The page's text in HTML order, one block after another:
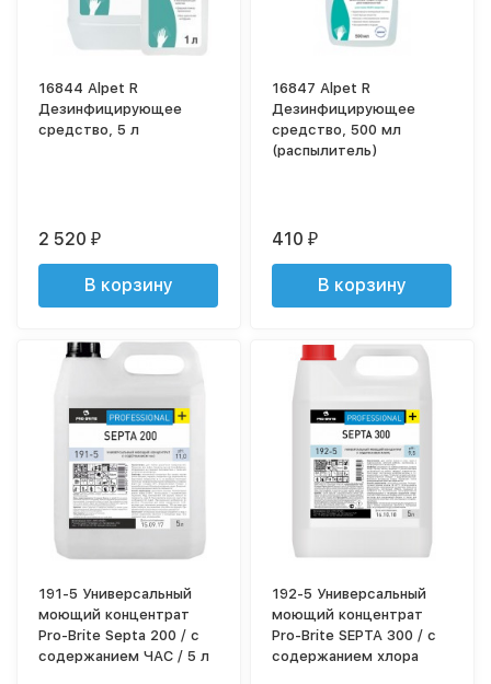
16844 Alpet R
Дезинфицирующее
средство, 5 л
2 520₽
В корзину
16847 Alpet R
Дезинфицирующее
средство, 500 мл
(распылитель)
410₽
В корзину
191-5 Универсальный
моющий концентрат
Pro-Brite Septa 200 / с
содержанием ЧАС / 5 л
192-5 Универсальный
моющий концентрат
Pro-Brite SEPTA 300 / с
содержанием хлора